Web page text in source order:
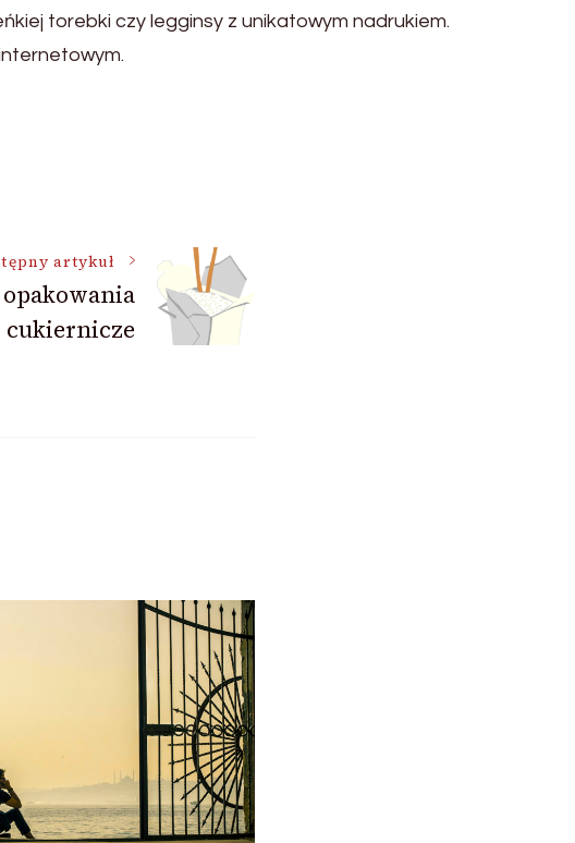
torebki czy legginsy z unikatowym nadrukiem.
artykuł
cukiernicze